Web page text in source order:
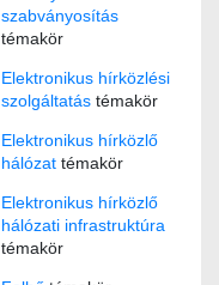
szabványosítás
témakör
Elektronikus hírközlési
szolgáltatástémakör
Elektronikus hírközlő
hálózattémakör
Elektronikus hírközlő
hálózati infrastruktúra
témakör